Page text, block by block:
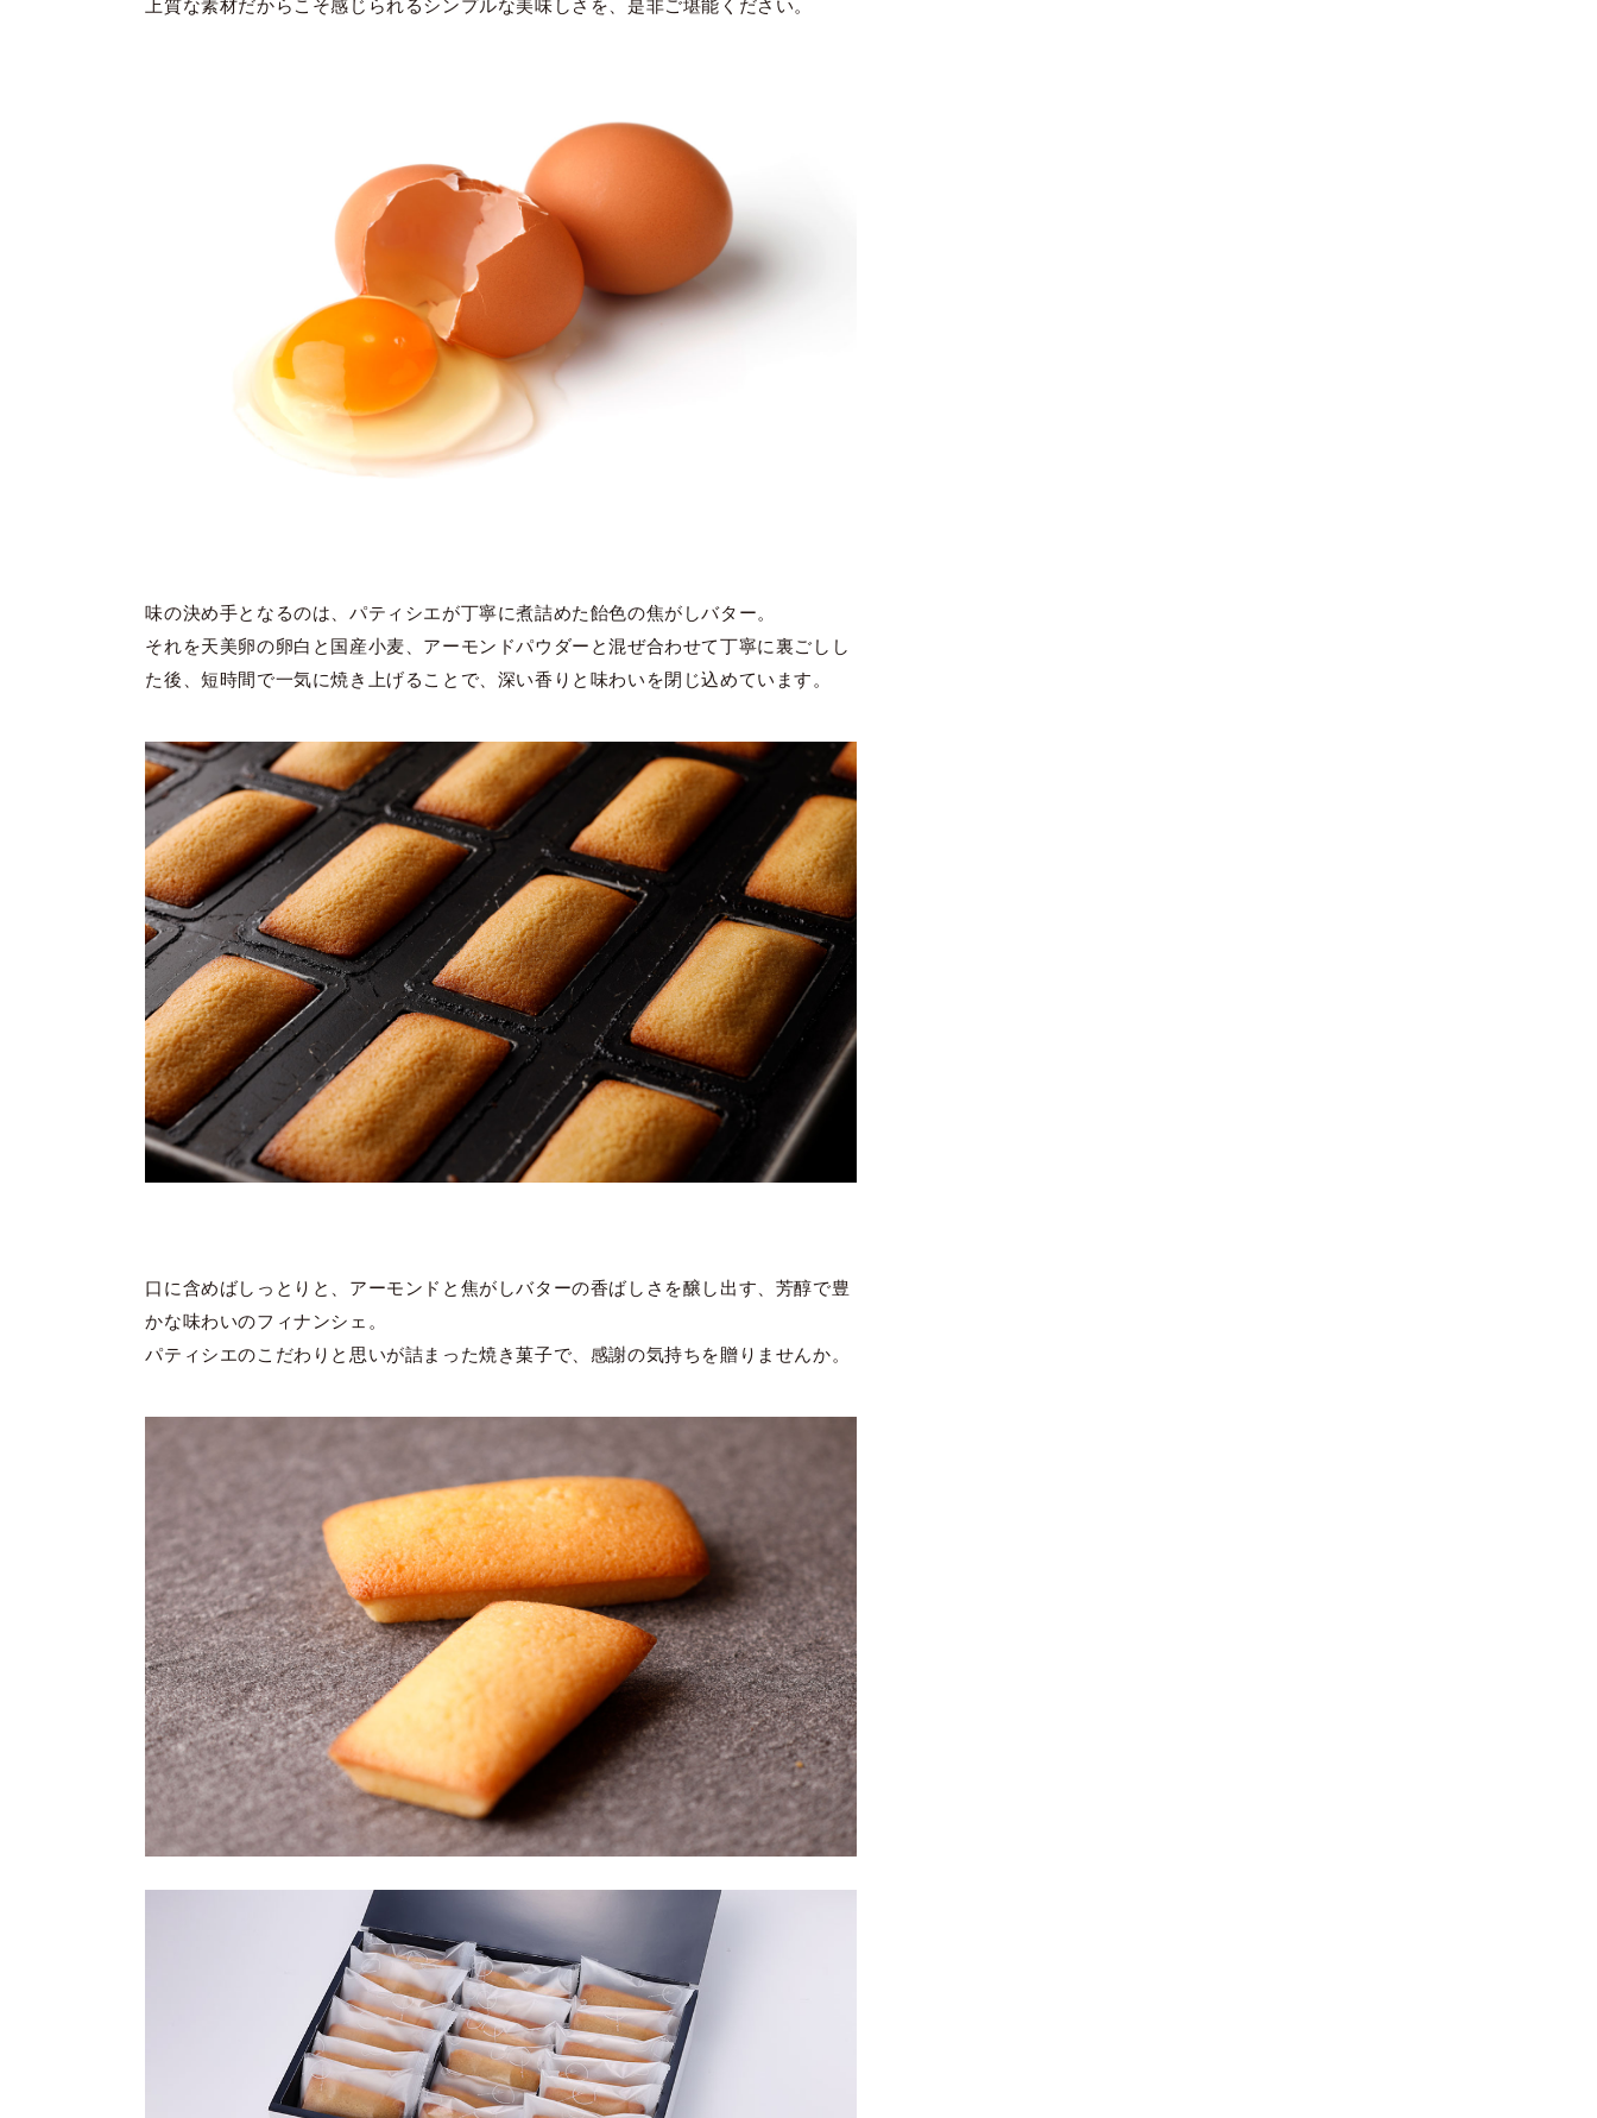
上質な素材だからこそ感じられるシンプルな美味しさを、是非ご堪能ください。
味の決め手となるのは、パティシエが丁寧に煮詰めた飴色の焦がしバター。
それを天美卵の卵白と国産小麦、アーモンドパウダーと混ぜ合わせて丁寧に裏ごしし
た後、短時間で一気に焼き上げることで、深い香りと味わいを閉じ込めています。
口に含めばしっとりと、アーモンドと焦がしバターの香ばしさを醸し出す、芳醇で豊
かな味わいのフィナンシェ。
パティシエのこだわりと思いが詰まった焼き菓子で、感謝の気持ちを贈りませんか。